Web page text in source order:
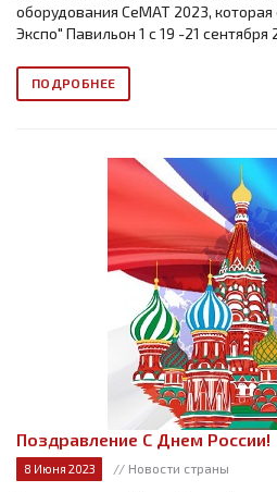
оборудования СеМАТ 2023,
Экспо" Павильон 1 с 19 -21 сентября
ПОДРОБНЕЕ
Поздравление С Днем России!
8 Июня 2023 // Новости страны